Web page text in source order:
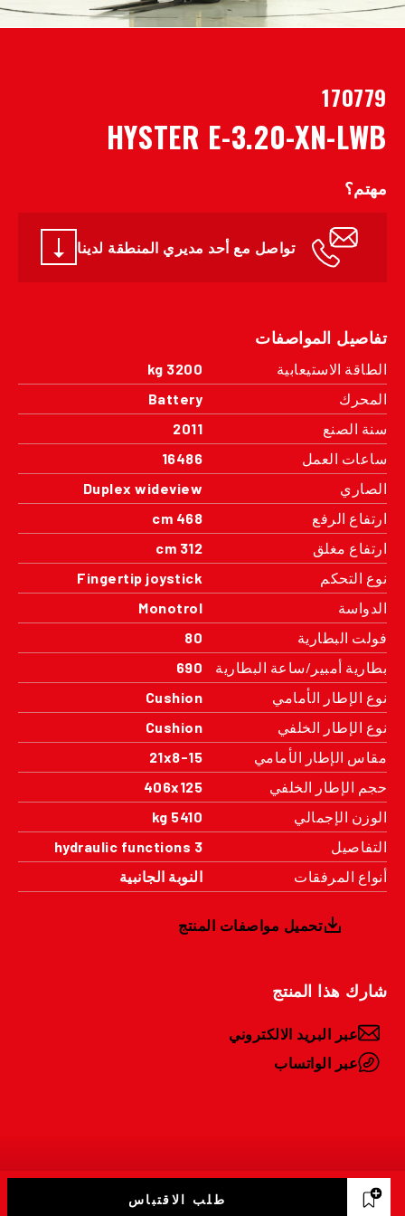
170779
HYSTER E-3.20-XN-LWB
مهتم؟
تواصل مع أحد مديري المنطقة لدينا
تفاصيل المواصفات
الطاقة الاستيعابية
3200 kg
المحرك
Battery
سنة الصنع
2011
ساعات العمل
16486
الصاري
Duplex wideview
ارتفاع الرفع
468 cm
ارتفاع مغلق
312 cm
نوع التحكم
Fingertip joystick
الدواسة
Monotrol
فولت البطارية
80
بطارية أمبير/ساعة البطارية
690
نوع الإطار الأمامي
Cushion
نوع الإطار الخلفي
Cushion
مقاس الإطار الأمامي
21x8-15
حجم الإطار الخلفي
406x125
الوزن الإجمالي
5410 kg
التفاصيل
3 hydraulic functions
أنواع المرفقات
النوبة الجانبية
تحميل مواصفات المنتج
شارك هذا المنتج
عبر البريد الالكتروني
عبر الواتساب
طلب الاقتباس